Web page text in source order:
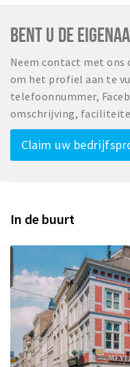
BENT U DE
Neem contact met ons
om het profiel aan te
telefoonnummer,
omschrijving,
Claim uw
In de buurt